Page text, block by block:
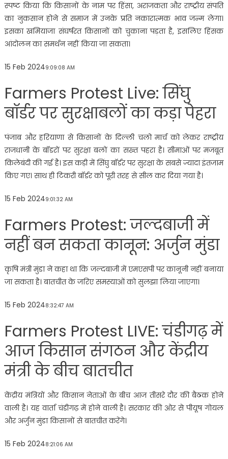
स्पष्ट किया कि किसानों के नाम पर हिंसा, अराजकता और राष्ट्रीय संपति
का नुकसान होने से समाज में उनके प्रति नकारात्मक भाव जन्म लेगा।
इसका खमियाजा संघर्षरत किसानों को चुकाना पड़ता है, इसलिए हिंसक
आंदोलन का समर्थन नहीं किया जा सकता।
15 Feb 20249:09:08 AM
Farmers Protest Live: सिंघु
बॉर्डर पर सुरक्षाबलों का कड़ा पेहरा
पंजाब और हरियाणा से किसानों के दिल्ली चलो मार्च को लेकर राष्ट्रीय
राजधानी के बॉडरों पर सुरक्षा बलों का सख्त पहरा है। सीमाओं पर मजबूत
किलेबंदी की गई है। इस कड़ी में सिंघु बॉर्डर पर सुरक्षा के सबसे ज्यादा इंतजाम
किए गए। साथ ही टिकरी बॉर्डर को पूरी तरह से सील कर दिया गया है।
15 Feb 20249:01:32 AM
Farmers Protest: जल्दबाजी में
नहीं बन सकता कानून: अर्जुन मुंडा
कृषि मंत्री मुंडा ने कहा था कि जल्दबाजी में एमएसपी पर कानूनी नहीं बनाया
जा सकता है। बातचीत के जरिए समस्याओं को सुलझा लिया जाएगा।
15 Feb 20248:32:47 AM
Farmers Protest LIVE: चंडीगढ़ में
आज किसान संगठन और केंद्रीय
मंत्री के बीच बातचीत
केंद्रीय मंत्रियों और किसान नेताओं के बीच आज तीसरे दौर की बैठक होने
वाली है। यह वार्ता चंडीगढ़ में होने वाली है। सरकार की ओर से पीयूष गोयल
और अर्जुन मुंडा किसानों से बातचीत करेंगे।
15 Feb 20248:21:06 AM